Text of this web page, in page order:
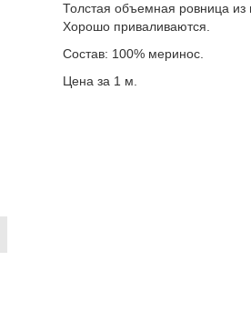
Толстая объемная ровница из
Хорошо приваливаются.
Состав: 100% меринос.
Цена за 1 м.